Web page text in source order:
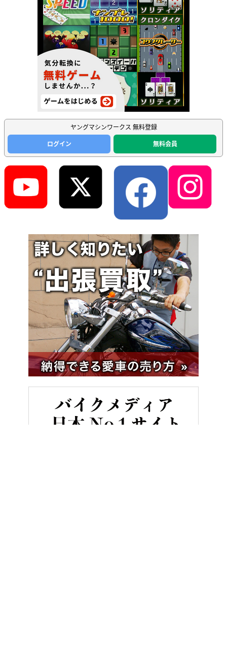
ヤングマシンワークス 無料登録
ログイン
無料会員